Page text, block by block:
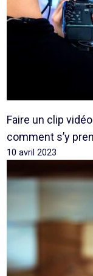
Faire un clip
comment s’y
10 avril 2023